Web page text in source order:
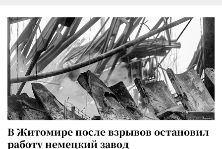
В Житомире после взрывов остановил
работу немецкий завод